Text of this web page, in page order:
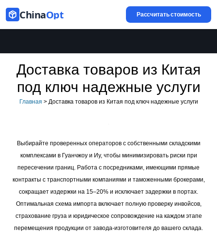
ChinaOpt Рассчитать стоимость
Доставка товаров из Китая
под ключ надежные услуги
Главная > Доставка товаров из Китая под ключ надежные услуги
Выбирайте проверенных операторов с собственными складскими
комплексами в Гуанчжоу и Иу, чтобы минимизировать риски при
пересечении границ. Работа с посредниками, имеющими прямые
контракты с транспортными компаниями и таможенными брокерами,
сокращает издержки на 15–20% и исключает задержки в портах.
Оптимальная схема импорта включает полную проверку инвойсов,
страхование груза и юридическое сопровождение на каждом этапе
перемещения продукции от завода-изготовителя до вашего склада.